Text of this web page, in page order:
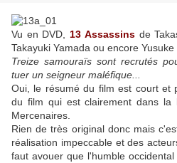
Vu en DVD, 13 Assassinsde
Takayuki Yamada ou encore Yusuke
Treize samouraïs sont recrutés
tuer un seigneur maléfique...
Oui, le résumé du film est court et
du film qui est clairement dans
Mercenaires.
Rien de très original donc mais
réalisation impeccable et des
faut avouer que l'humble